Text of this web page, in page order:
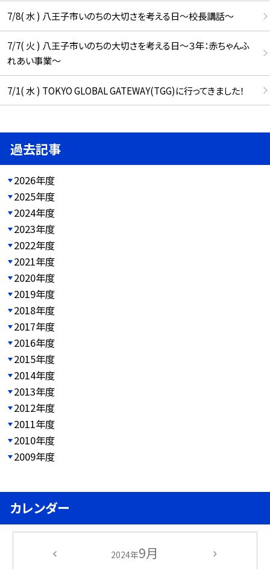
7/8( 水 ) 八王子市いのちの大切さを考える日～校長講話～
7/7( 火 ) 八王子市いのちの大切さを考える日～３年：赤ちゃんふ
れあい事業～
7/1( 水 ) TOKYO GLOBAL GATEWAY(TGG)に行ってきました！
過去記事
2026年度
2025年度
2024年度
2023年度
2022年度
2021年度
2020年度
2019年度
2018年度
2017年度
2016年度
2015年度
2014年度
2013年度
2012年度
2011年度
2010年度
2009年度
カレンダー
2024年9月